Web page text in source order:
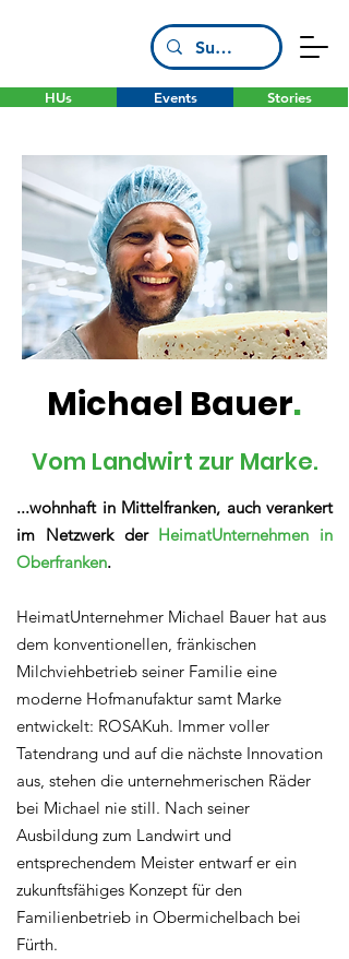
HUs Stories
Events
Michael Bauer.
Vom Landwirt zur Marke.
...wohnhaft in Mittelfranken, auch verankert
im Netzwerk der HeimatUnternehmen in
Oberfranken.
HeimatUnternehmer Michael Bauer hat aus
dem konventionellen, fränkischen
Milchviehbetrieb seiner Familie eine
moderne Hofmanufaktur samt Marke
entwickelt: ROSAKuh. Immer voller
Tatendrang und auf die nächste Innovation
aus, stehen die unternehmerischen Räder
bei Michael nie still. Nach seiner
Ausbildung zum Landwirt und
entsprechendem Meister entwarf er ein
zukunftsfähiges Konzept für den
Familienbetrieb in Obermichelbach bei
Fürth.